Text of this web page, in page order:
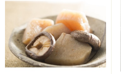
で、確実でスピーディーな診
がわかります。確実性とスピ
査法を行っているかを病院に
とよいでしょう。